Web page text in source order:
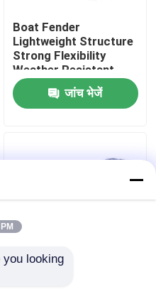
Boat Fender
Lightweight Structure
Strong Flexibility
Weather Resistant
जांच भेजें
you looking